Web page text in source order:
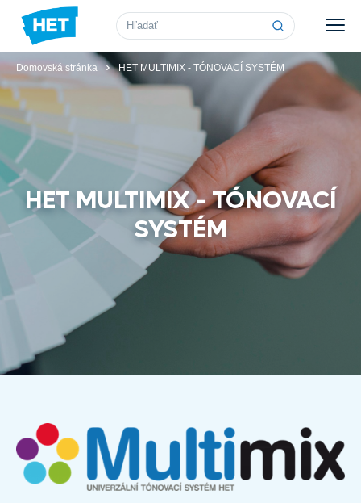
Vyhľadávanie
Domovská stránka HET MULTIMIX - TÓNOVACÍ SYSTÉM
HET MULTIMIX - TÓNOVACÍ
SYSTÉM